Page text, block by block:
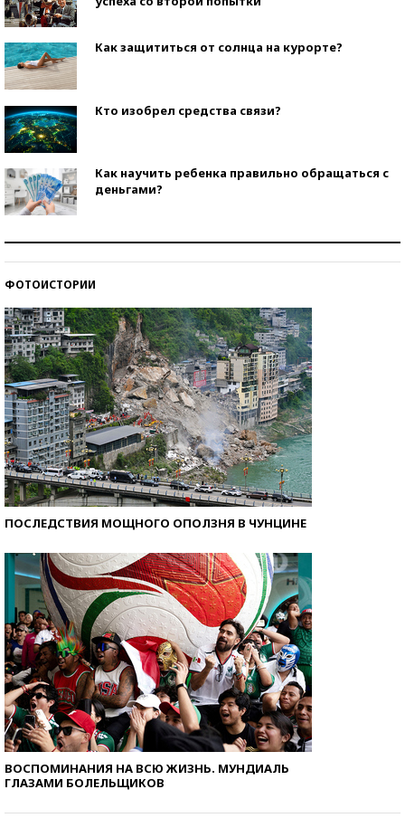
Как защититься от солнца на курорте?
Кто изобрел средства связи?
Как научить ребенка правильно обращаться с
деньгами?
ФОТОИСТОРИИ
ПОСЛЕДСТВИЯ МОЩНОГО ОПОЛЗНЯ В ЧУНЦИНЕ
ВОСПОМИНАНИЯ НА ВСЮ ЖИЗНЬ. МУНДИАЛЬ
ГЛАЗАМИ БОЛЕЛЬЩИКОВ